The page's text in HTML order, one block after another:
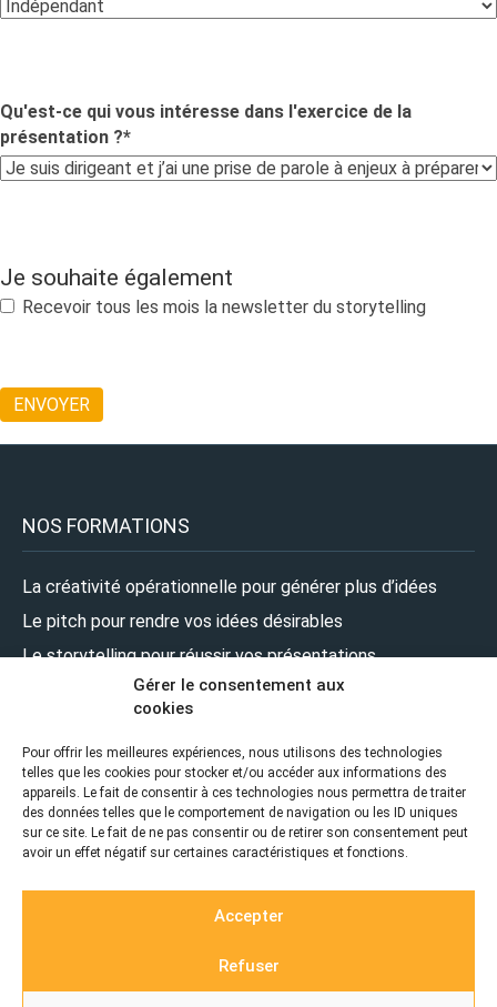
Gérer le consentement aux
cookies
Pour offrir les meilleures expériences, nous utilisons des technologies
telles que les cookies pour stocker et/ou accéder aux informations des
appareils. Le fait de consentir à ces technologies nous permettra de traiter
des données telles que le comportement de navigation ou les ID uniques
sur ce site. Le fait de ne pas consentir ou de retirer son consentement peut
avoir un effet négatif sur certaines caractéristiques et fonctions.
Accepter
Refuser
Qu'est-ce qui vous intéresse dans l'exercice de la
présentation ?*
Je souhaite également
Recevoir tous les mois la newsletter du storytelling
NOS FORMATIONS
La créativité opérationnelle pour générer plus d’idées
Le pitch pour rendre vos idées désirables
Le storytelling pour réussir vos présentations
Le design pour renforcer l’impact de vos présentations
NOUS SUIVRE